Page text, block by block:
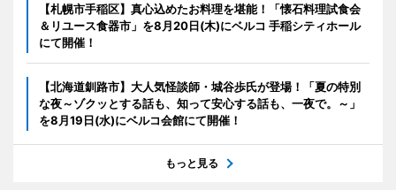
【札幌市手稲区】真心込めたお料理を堪能！「懐石料理試食会
＆リユース食器市」を8月20日(木)にベルコ 手稲シティホール
にて開催！
【北海道釧路市】大人気怪談師・城谷歩氏が登場！「夏の特別
な夜～ゾクッとする話も、知って安心する話も、一夜で。～」
を8月19日(水)にベルコ会館にて開催！
もっと見る